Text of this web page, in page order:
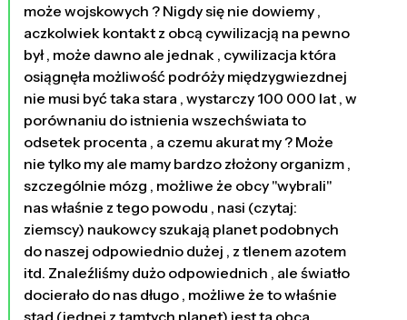
może wojskowych ? Nigdy się nie dowiemy ,
aczkolwiek kontakt z obcą cywilizacją na pewno
był , może dawno ale jednak , cywilizacja która
osiągnęła możliwość podróży międzygwiezdnej
nie musi być taka stara , wystarczy 100 000 lat , w
porównaniu do istnienia wszechświata to
odsetek procenta , a czemu akurat my ? Może
nie tylko my ale mamy bardzo złożony organizm ,
szczególnie mózg , możliwe że obcy "wybrali"
nas właśnie z tego powodu , nasi (czytaj:
ziemscy) naukowcy szukają planet podobnych
do naszej odpowiednio dużej , z tlenem azotem
itd. Znaleźliśmy dużo odpowiednich , ale światło
docierało do nas długo , możliwe że to właśnie
stąd (jednej z tamtych planet) jest ta obca